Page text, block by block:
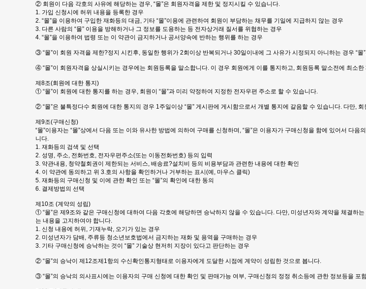
② 회원이 다음 각호의 사유에 해당하는 경우, “몰”은 회원자격을 제한 및 정지시킬 수 있습니다.
1. 가입 신청시에 허위 내용을 등록한 경우
2. “몰”을 이용하여 구입한 재화등의 대금, 기타 “몰”이용에 관련하여 회원이 부담하는 채무를 기일에 지급하지 않는 경우
3. 다른 사람의 “몰” 이용을 방해하거나 그 정보를 도용하는 등 전자상거래 질서를 위협하는 경우
4. “몰”을 이용하여 법령 또는 이 약관이 금지하거나 공서양속에 반하는 행위를 하는 경우
③ “몰”이 회원 자격을 제한?정지 시킨후, 동일한 행위가 2회이상 반복되거나 30일이내에 그 사유가 시정되지 아니하는 경우 “
④ “몰”이 회원자격을 상실시키는 경우에는 회원등록을 말소합니다. 이 경우 회원에게 이를 통지하고, 회원등록 말소전에 최소
제8조(회원에 대한 통지)
① “몰”이 회원에 대한 통지를 하는 경우, 회원이 “몰”과 미리 약정하여 지정한 전자우편 주소로 할 수 있습니다.
② “몰”은 불특정다수 회원에 대한 통지의 경우 1주일이상 “몰” 게시판에 게시함으로서 개별 통지에 갈음할 수 있습니다. 다만,
제9조(구매신청)
“몰”이용자는 “몰”상에서 다음 또는 이와 유사한 방법에 의하여 구매를 신청하며, “몰”은 이용자가 구매신청을 함에 있어서 다
니다.
1. 재화등의 검색 및 선택
2. 성명, 주소, 전화번호, 전자우편주소(또는 이동전화번호) 등의 입력
3. 약관내용, 청약철회권이 제한되는 서비스, 배송료?설치비 등의 비용부담과 관련한 내용에 대한 확인
4. 이 약관에 동의하고 위 3.호의 사항을 확인하거나 거부하는 표시(예, 마우스 클릭)
5. 재화등의 구매신청 및 이에 관한 확인 또는 “몰”의 확인에 대한 동의
6. 결제방법의 선택
제10조 (계약의 성립)
① “몰”은 제9조와 같은 구매신청에 대하여 다음 각호에 해당하면 승낙하지 않을 수 있습니다. 다만, 미성년자와 계약을 체결
는 내용을 고지하여야 합니다.
1. 신청 내용에 허위, 기재누락, 오기가 있는 경우
2. 미성년자가 담배, 주류등 청소년보호법에서 금지하는 재화 및 용역을 구매하는 경우
3. 기타 구매신청에 승낙하는 것이 “몰” 기술상 현저히 지장이 있다고 판단하는 경우
② “몰”의 승낙이 제12조제1항의 수신확인통지형태로 이용자에게 도달한 시점에 계약이 성립한 것으로 봅니다.
③ “몰”의 승낙의 의사표시에는 이용자의 구매 신청에 대한 확인 및 판매가능 여부, 구매신청의 정정 취소등에 관한 정보등을 포